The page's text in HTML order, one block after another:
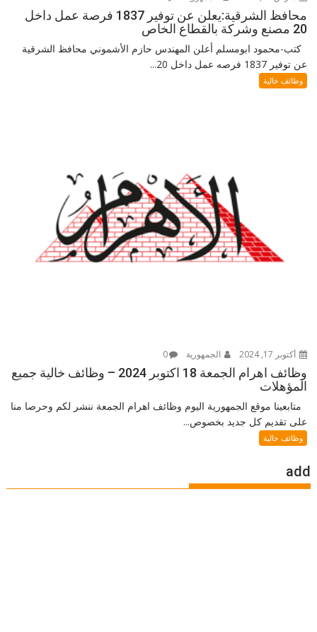
محافظ الشرقية:يعلن عن توفير 1837 فرصة عمل داخل
20 مصنع وشركة بالقطاع الخاص
كتب-محمود ابومسلم أعلن المهندس حازم الأشموني محافظ الشرقية
عن توفير 1837 فرصه عمل داخل 20...
وظائف خالية
أكتوبر 17, 2024 الجمهورية 0
وظائف اهرام الجمعة 18 اكتوبر 2024 – وظائف خالية جميع
المؤهلات
متابعينا موقع الجمهورية اليوم وظائف اهرام الجمعة ننشر لكم وحرصا منا
على تقديم كل جديد بخصوص...
وظائف خالية
add